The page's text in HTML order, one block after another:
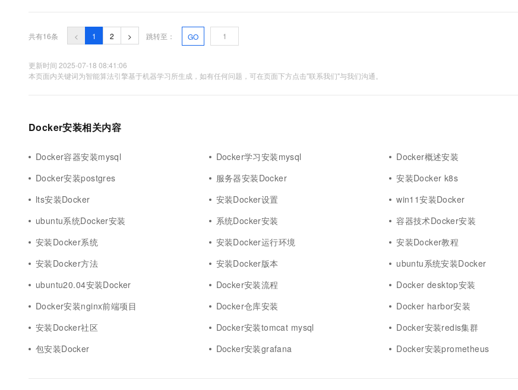
共有16条 < 1 2 > 跳转至： GO
更新时间 2025-07-18 08:41:06
本页面内关键词为智能算法引擎基于机器学习所生成，如有任何问题，可在页面下方点击"联系我们"与我们沟通。
Docker安装相关内容
Docker容器安装mysql Docker学习安装mysql
Docker概述安装
Docker安装postgres
服务器安装Docker
安装Docker k8s
lts安装Docker
安装Docker设置
win11安装Docker
ubuntu系统Docker安装
系统Docker安装
容器技术Docker安装
安装Docker系统
安装Docker运行环境
安装Docker教程
安装Docker方法
安装Docker版本
ubuntu系统安装Docker
ubuntu20.04安装Docker
Docker安装流程
Docker desktop安装
Docker安装nginx前端项目
Docker仓库安装
Docker harbor安装
安装Docker社区
Docker安装tomcat mysql
Docker安装redis集群
包安装Docker
Docker安装grafana Docker安装prometheus